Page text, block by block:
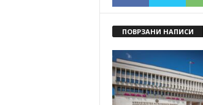
ПОВРЗАНИ НАПИСИ